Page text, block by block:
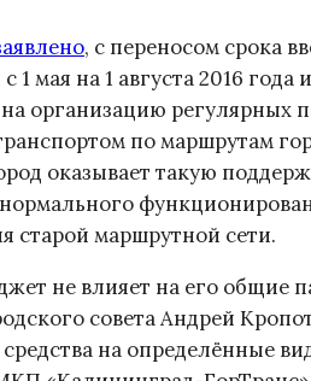
, с переносом срока
1 мая на 1 августа 2016
организацию регулярных
по маршрутам
оказывает такую
старой маршрутной сети.
не влияет на его общие
совета Андрей
на определённые